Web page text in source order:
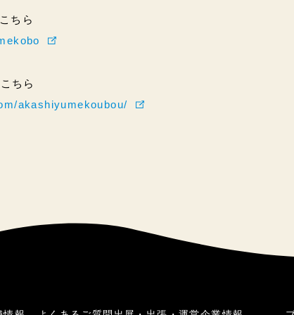
ちら
ちら
akashiyumekoubou/